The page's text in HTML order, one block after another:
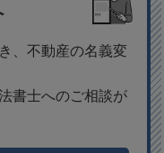
、不動産の名義変
書士へのご相談が